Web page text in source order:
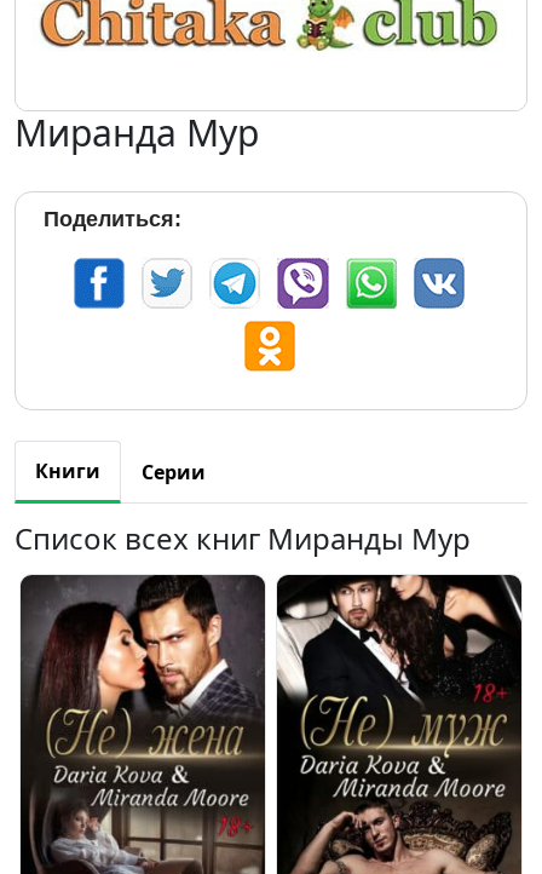
Миранда Мур
Поделиться:
Книги Серии
Список всех книг Миранды Мур